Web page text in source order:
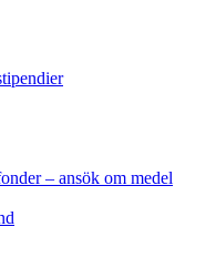
– ansök om medel